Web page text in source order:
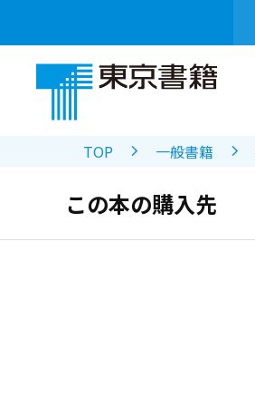
TOP 一般書籍
この本の購入先